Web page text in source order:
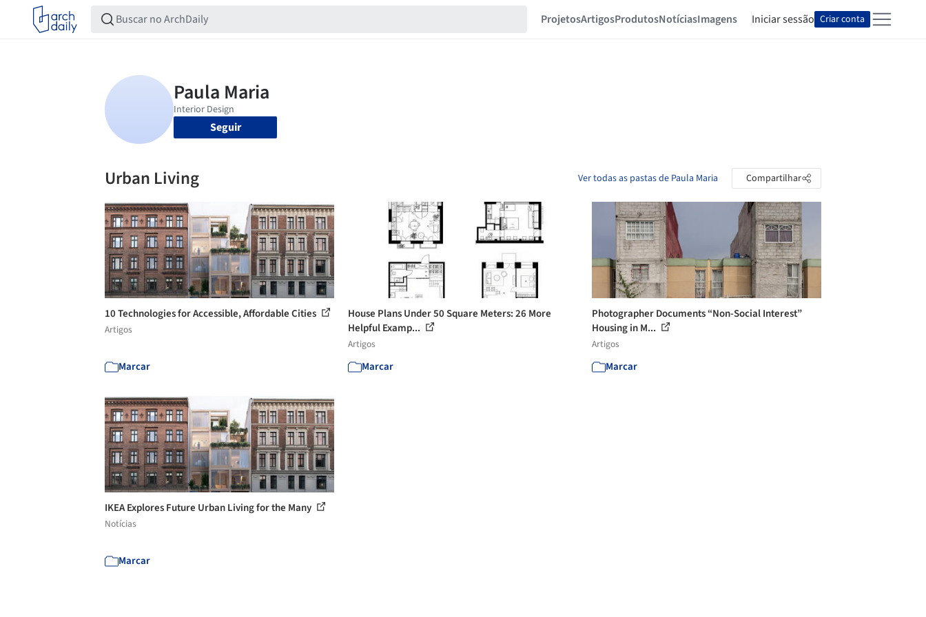
ProjetosArtigosProdutosNotíciasImagens Iniciar sessão Criar conta
Seguir
Urban Living Ver todas as pastas de Paula Maria Compartilhar
10 Technologies for Accessible, Affordable Cities
Artigos
Marcar
House Plans Under 50 Square Meters: 26 More
Helpful Examp...
Artigos
Marcar
Photographer Documents “Non-Social Interest”
Housing in M...
Artigos
Marcar
IKEA Explores Future Urban Living for the Many
Notícias
Marcar